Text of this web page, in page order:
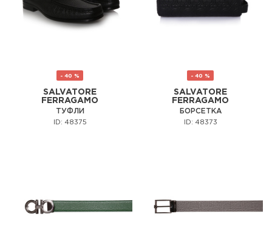
- 40 %
SALVATORE
FERRAGAMO
ТУФЛИ
ID: 48375
- 40 %
SALVATORE
FERRAGAMO
БОРСЕТКА
ID: 48373